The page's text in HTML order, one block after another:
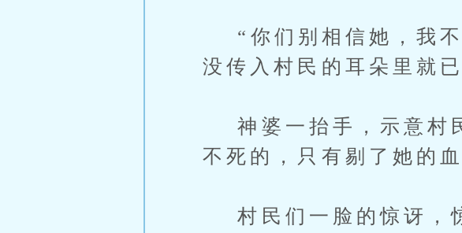
“你们别相信她，我不
没传入村民的耳朵里就
神婆一抬手，示意村
不死的，只有剔了她的
村民们一脸的惊讶，